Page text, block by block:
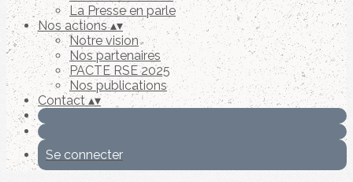
La Presse en parle
Nos actions▴▾
Notre vision
Nos partenaires
PACTE RSE 2025
Nos publications
Contact▴▾
Se connecter